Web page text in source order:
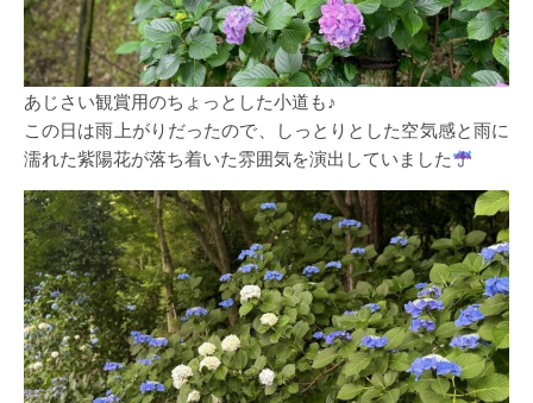
あじさい観賞用のちょっとした小道も♪
この日は雨上がりだったので、しっとりとした空気感と雨に
濡れた紫陽花が落ち着いた雰囲気を演出していました